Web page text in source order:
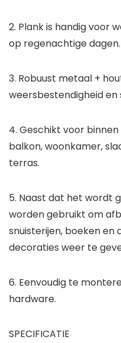
2. Plank is handig voor
op regenachtige dagen.
3. Robuust metaal +
weersbestendigheid
4. Geschikt voor
balkon, woonkamer,
terras.
5. Naast dat het wordt
worden gebruikt om
snuisterijen, boeken en
decoraties weer te
6. Eenvoudig te
hardware.
SPECIFICATIE